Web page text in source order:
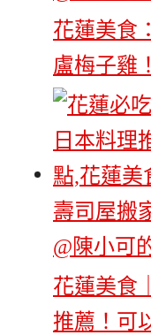
花蓮美食
盧梅子雞
花蓮美食
推薦！可